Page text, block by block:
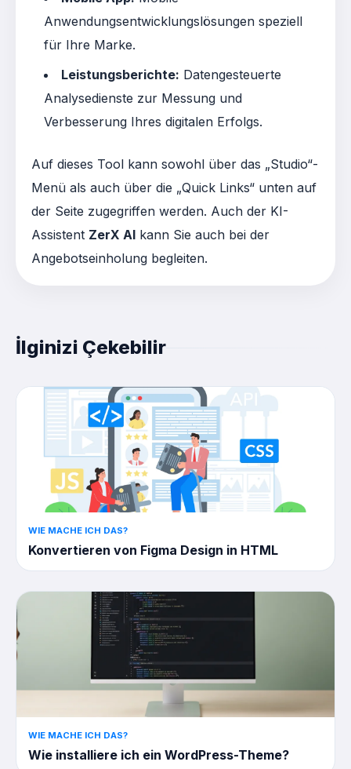
Anwendungsentwicklungslösungen speziell
für Ihre Marke.
Leistungsberichte: Datengesteuerte
Analysedienste zur Messung und
Verbesserung Ihres digitalen Erfolgs.
Auf dieses Tool kann sowohl über das „Studio“-
Menü als auch über die „Quick Links“ unten auf
der Seite zugegriffen werden. Auch der KI-
Assistent ZerX AI kann Sie auch bei der
Angebotseinholung begleiten.
İlginizi Çekebilir
WIE MACHE ICH DAS?
Konvertieren von Figma Design in HTML
WIE MACHE ICH DAS?
Wie installiere ich ein WordPress-Theme?